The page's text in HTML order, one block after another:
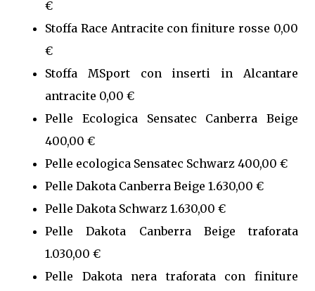
€
Stoffa Race Antracite con finiture rosse 0,00
€
Stoffa MSport con inserti in Alcantare
antracite 0,00 €
Pelle Ecologica Sensatec Canberra Beige
400,00 €
Pelle ecologica Sensatec Schwarz 400,00 €
Pelle Dakota Canberra Beige 1.630,00 €
Pelle Dakota Schwarz 1.630,00 €
Pelle Dakota Canberra Beige traforata
1.030,00 €
Pelle Dakota nera traforata con finiture